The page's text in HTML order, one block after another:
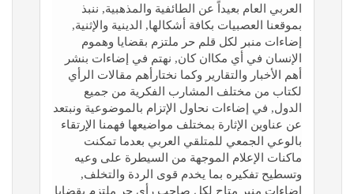
العربي العام بعيداً عن الطائفية والمذهبية, ننبذ
بموقعنا العصبيات بكافة أشكالها, الدينية والإثنية,
إضاءات منبر لكل قلم حر ملتزم بقضايا وهموم
الإنسان في أي مكاان كان, نهتم في إضاءات بنشر
أهم الأخبار والتقارير وكما نختارأهم مقالات الرأي
لكتاب من مختلف المشارب الفكرية من جميع
الدول, في إضاءات نحاول الإتزام بالموضوعية ونبتعد
عن عناوين الإثارة بمختلف مواضيعها فهمنا الإرتقاء
بالوعي الجمعي للمتلقي العربي بعدما تمكنت
ماكنات الإعلام الموجهة من السيطرة على وعيه
وتسطيح تفكيره بما يخدم قوى الردة والتخلف,
إضاءات منبر متاح لكل صاحب رأي حر ملتزم بقضايا